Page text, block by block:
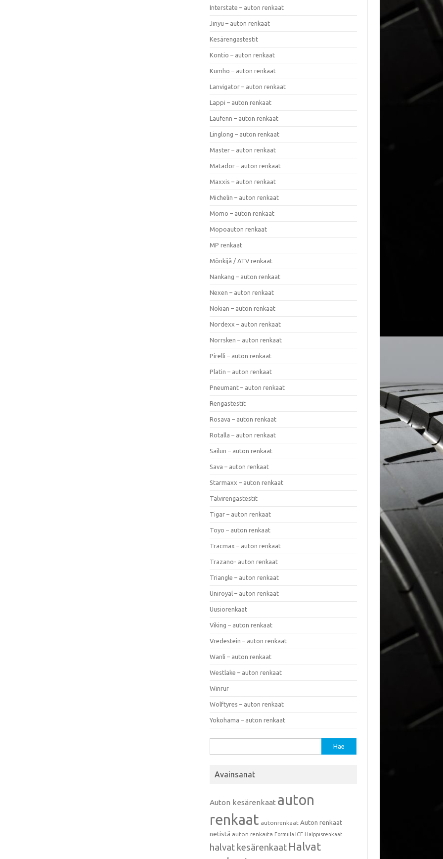
Interstate – auton renkaat
Jinyu – auton renkaat
Kesärengastestit
Kontio – auton renkaat
Kumho – auton renkaat
Lanvigator – auton renkaat
Lappi – auton renkaat
Laufenn – auton renkaat
Linglong – auton renkaat
Master – auton renkaat
Matador – auton renkaat
Maxxis – auton renkaat
Michelin – auton renkaat
Momo – auton renkaat
Mopoauton renkaat
MP renkaat
Mönkijä / ATV renkaat
Nankang – auton renkaat
Nexen – auton renkaat
Nokian – auton renkaat
Nordexx – auton renkaat
Norrsken – auton renkaat
Pirelli – auton renkaat
Platin – auton renkaat
Pneumant – auton renkaat
Rengastestit
Rosava – auton renkaat
Rotalla – auton renkaat
Sailun – auton renkaat
Sava – auton renkaat
Starmaxx – auton renkaat
Talvirengastestit
Tigar – auton renkaat
Toyo – auton renkaat
Tracmax – auton renkaat
Trazano- auton renkaat
Triangle – auton renkaat
Uniroyal – auton renkaat
Uusiorenkaat
Viking – auton renkaat
Vredestein – auton renkaat
Wanli – auton renkaat
Westlake – auton renkaat
Winrur
Wolftyres – auton renkaat
Yokohama – auton renkaat
Avainsanat
Auton kesärenkaat auton
renkaat autonrenkaat Auton renkaat
netistä auton renkaita Formula ICE Halppisrenkaat
halvat kesärenkaat Halvat